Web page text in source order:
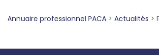
Annuaire professionnel PACA > Actualités >